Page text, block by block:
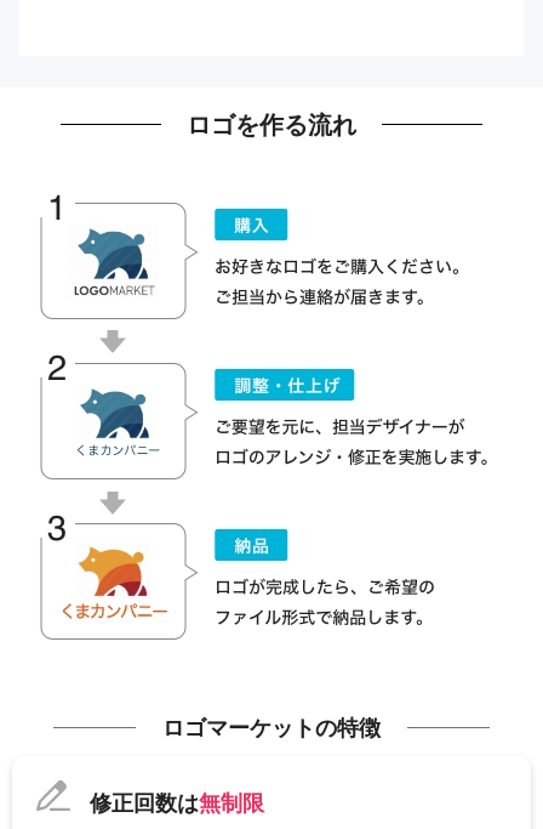
ロゴを作る流れ
ロゴマーケットの特徴
修正回数は無制限